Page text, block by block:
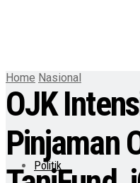
Politik
Home Nasional
OJK
Pinjaman